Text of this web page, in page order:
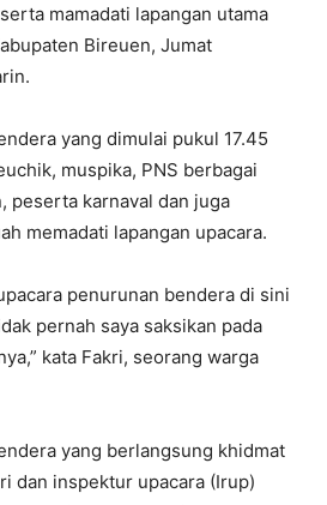
mamadati lapangan utama
Bireuen, Jumat
yang dimulai pukul 17.45
muspika, PNS berbagai
peserta karnaval dan juga
memadati lapangan upacara.
penurunan bendera di sini
pernah saya saksikan pada
kata Fakri, seorang warga
yang berlangsung khidmat
dan inspektur upacara (Irup)